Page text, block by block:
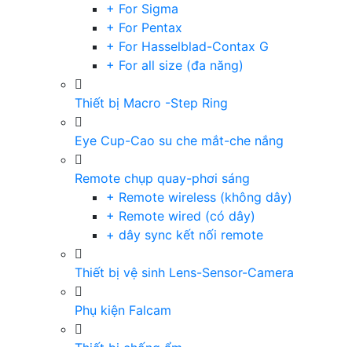
+ For Sigma
+ For Pentax
+ For Hasselblad-Contax G
+ For all size (đa năng)
Thiết bị Macro -Step Ring
Eye Cup-Cao su che mắt-che nắng
Remote chụp quay-phơi sáng
+ Remote wireless (không dây)
+ Remote wired (có dây)
+ dây sync kết nối remote
Thiết bị vệ sinh Lens-Sensor-Camera
Phụ kiện Falcam